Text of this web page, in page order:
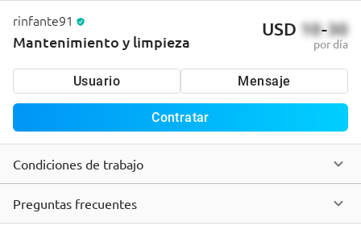
rinfante91
Mantenimiento y limpieza
USD 10-30
por día
Usuario Mensaje
Contratar
Condiciones de trabajo
Preguntas frecuentes